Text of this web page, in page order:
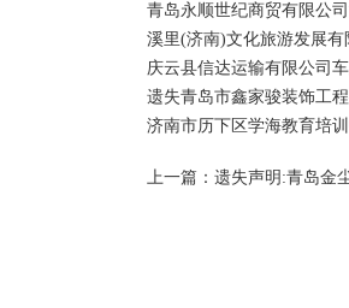
青岛永顺世纪商贸有限公
溪里(济南)文化旅游发展
庆云县信达运输有限公司
遗失青岛市鑫家骏装饰工
济南市历下区学海教育培
上一篇： 遗失声明:青岛金